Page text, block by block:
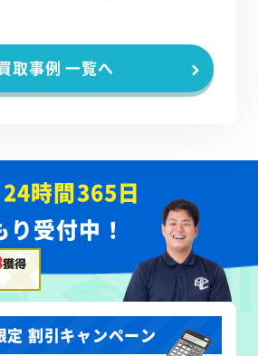
取事例 一覧へ
24時間365日
受付中！
獲得
定 割引キャンペーン